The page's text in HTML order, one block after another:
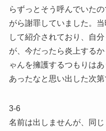
らずっとそう呼んでいた
がら謝罪していました。
して紹介されており、自
が、今だったら炎上する
ゃんを擁護するつもりは
あったなと思い出した次第
3-6
名前は出しませんが、同